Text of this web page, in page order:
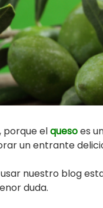
porque elquesoes
un entrante
nuestro blog
duda.